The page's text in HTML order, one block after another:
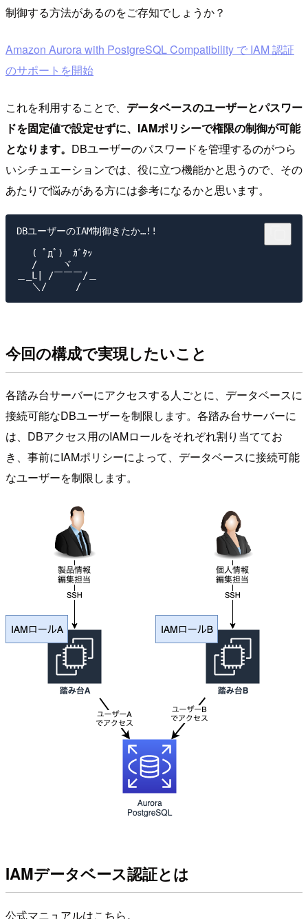
制御する方法があるのをご存知でしょうか？
Amazon Aurora with PostgreSQL Compatibility で IAM 認証
のサポートを開始
これを利用することで、 データベースのユーザーとパスワー
ドを固定値で設定せずに、IAMポリシーで権限の制御が可能
となります。 DBユーザーのパスワードを管理するのがつら
いシチュエーションでは、役に立つ機能かと思うので、その
あたりで悩みがある方には参考になるかと思います。
DBユーザーのIAM制御きたか…!!
( ﾟдﾟ)　ｶﾞﾀｯ
/　　 ヾ
＿_L| /￣￣￣/＿
今回の構成で実現したいこと
各踏み台サーバーにアクセスする人ごとに、データベースに
接続可能なDBユーザーを制限します。各踏み台サーバーに
は、DBアクセス用のIAMロールをそれぞれ割り当ててお
き、事前にIAMポリシーによって、データベースに接続可能
なユーザーを制限します。
IAMデータベース認証とは
公式マニュアルはこちら。